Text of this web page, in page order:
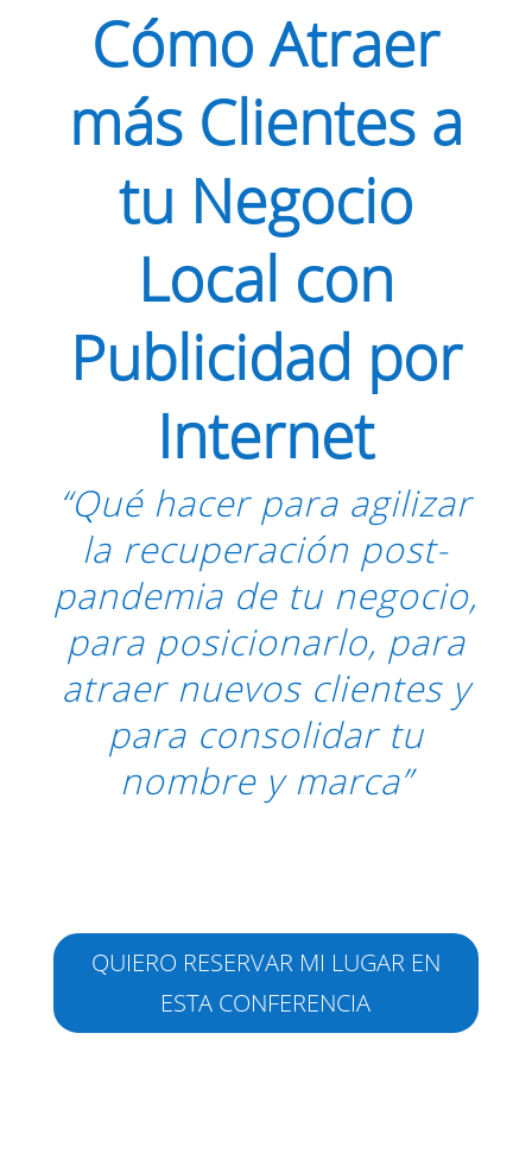
Cómo Atraer
más Clientes a
tu Negocio
Local con
Publicidad por
Internet
“Qué hacer para agilizar
la recuperación post-
pandemia de tu negocio,
para posicionarlo, para
atraer nuevos clientes y
para consolidar tu
nombre y marca”
QUIERO RESERVAR MI LUGAR EN
ESTA CONFERENCIA